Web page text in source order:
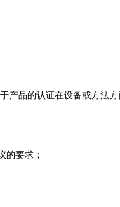
产品的认证在设备或方法
的要求；